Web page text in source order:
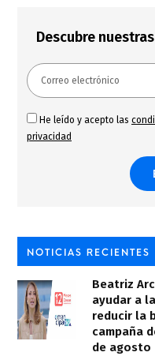
Descubre
He leído y acepto las
privacidad
NOTICIAS RECIENTES
Beatriz
ayudar a
reducir la
campaña
de agosto